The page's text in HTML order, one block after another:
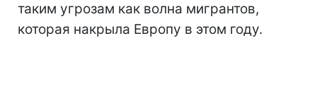
таким угрозам как волна мигрантов,
которая накрыла Европу в этом году.